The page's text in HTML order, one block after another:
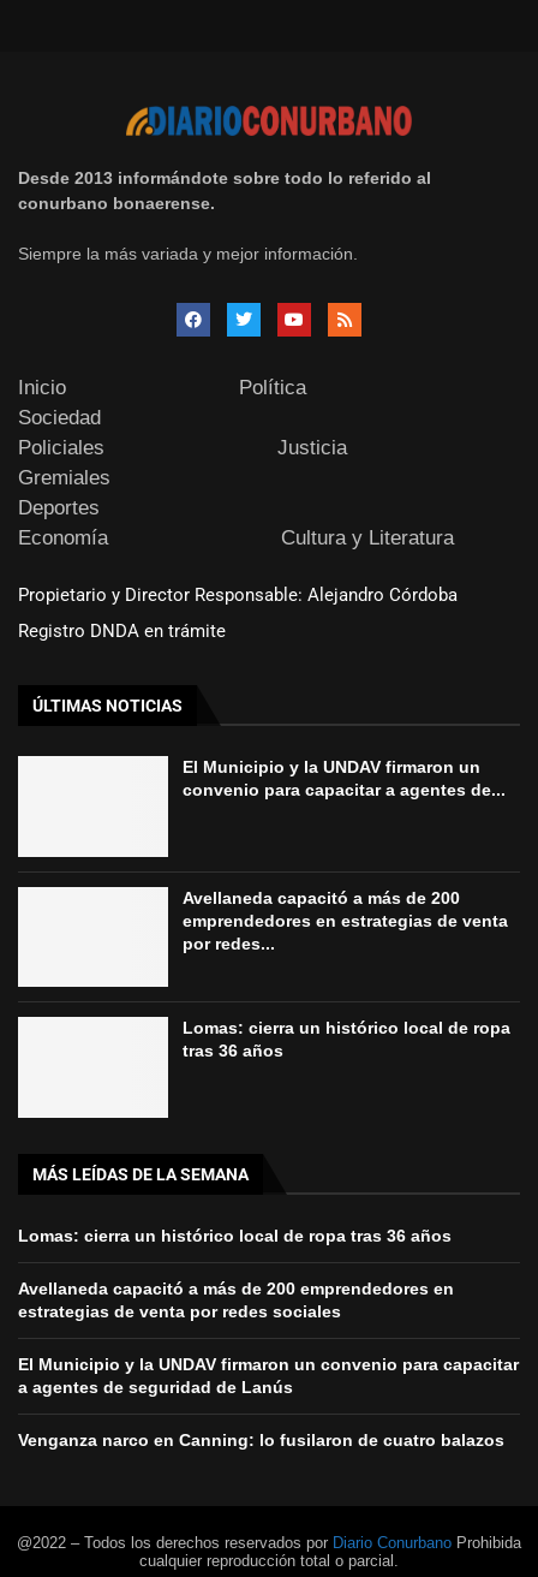
Desde 2013 informándote sobre todo lo referido al
conurbano bonaerense.
Siempre la más variada y mejor información.
Inicio
Política
Sociedad
Policiales
Justicia
Gremiales
Deportes
Economía
Cultura y Literatura
Propietario y Director Responsable: Alejandro Córdoba
Registro DNDA en trámite
ÚLTIMAS NOTICIAS
El Municipio y la UNDAV firmaron un
convenio para capacitar a agentes de...
Avellaneda capacitó a más de 200
emprendedores en estrategias de venta
por redes...
Lomas: cierra un histórico local de ropa
tras 36 años
MÁS LEÍDAS DE LA SEMANA
Lomas: cierra un histórico local de ropa tras 36 años
Avellaneda capacitó a más de 200 emprendedores en
estrategias de venta por redes sociales
El Municipio y la UNDAV firmaron un convenio para capacitar
a agentes de seguridad de Lanús
Venganza narco en Canning: lo fusilaron de cuatro balazos
@2022 – Todos los derechos reservados por Diario Conurbano Prohibida
cualquier reproducción total o parcial.